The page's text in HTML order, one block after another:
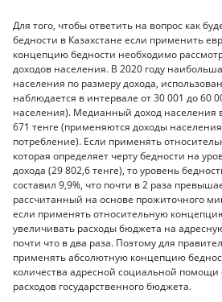
Для того, чтобы ответить на вопрос как
бедности в Казахстане если применить
концепцию бедности необходимо
доходов населения. В 2020 году
населения по размеру дохода,
наблюдается в интервале от 30 001 до 60
населения). Медианный доход населения
671 тенге (применяются доходы
потребление). Если применять
которая определяет черту бедности на
дохода (29 802,6 тенге), то уровень
составил 9,9%, что почти в 2 раза
рассчитанный на основе прожиточного
если применять относительную
увеличивать расходы бюджета на
почти что в два раза. Поэтому для
применять абсолютную концепцию
количества адресной социальной
расходов государственного бюджета.